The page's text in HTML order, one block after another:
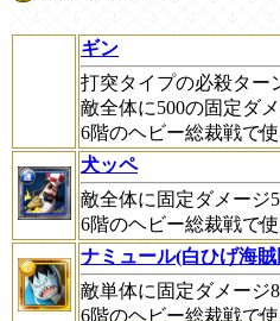
ギン
打突タイプの必殺ター
敵全体に500の固定ダ
6階のヘビー総裁戦で
犬ッペ
敵全体に固定ダメージ
6階のヘビー総裁戦で
ナミュール(白ひげ海賊
敵単体に固定ダメージ
6階のヘビー総裁戦で